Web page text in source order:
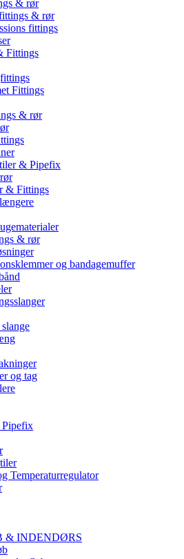
& rør
& rør
fittings
Fittings
Fittings
& rør
& Pipefix
& Fittings
& rør
og bandagemuffer
og tag
Pipefix
Temperaturregulator
& INDENDØRS